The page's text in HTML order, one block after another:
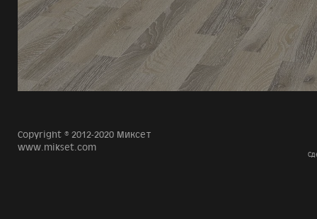
Copyright © 2012-2020 Миксет
www.mikset.com